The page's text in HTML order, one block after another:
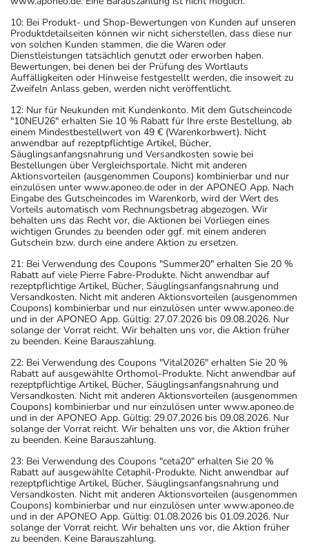
10: Bei Produkt- und Shop-Bewertungen von Kunden auf unseren
Produktdetailseiten können wir nicht sicherstellen, dass diese nur
von solchen Kunden stammen, die die Waren oder
Dienstleistungen tatsächlich genutzt oder erworben haben.
Bewertungen, bei denen bei der Prüfung des Wortlauts
Auffälligkeiten oder Hinweise festgestellt werden, die insoweit zu
Zweifeln Anlass geben, werden nicht veröffentlicht.
12: Nur für Neukunden mit Kundenkonto. Mit dem Gutscheincode
"10NEU26" erhalten Sie 10 % Rabatt für Ihre erste Bestellung, ab
einem Mindestbestellwert von 49 € (Warenkorbwert). Nicht
anwendbar auf rezeptpflichtige Artikel, Bücher,
Säuglingsanfangsnahrung und Versandkosten sowie bei
Bestellungen über Vergleichsportale. Nicht mit anderen
Aktionsvorteilen (ausgenommen Coupons) kombinierbar und nur
einzulösen unter www.aponeo.de oder in der APONEO App. Nach
Eingabe des Gutscheincodes im Warenkorb, wird der Wert des
Vorteils automatisch vom Rechnungsbetrag abgezogen. Wir
behalten uns das Recht vor, die Aktionen bei Vorliegen eines
wichtigen Grundes zu beenden oder ggf. mit einem anderen
Gutschein bzw. durch eine andere Aktion zu ersetzen.
21: Bei Verwendung des Coupons "Summer20" erhalten Sie 20 %
Rabatt auf viele Pierre Fabre-Produkte. Nicht anwendbar auf
rezeptpflichtige Artikel, Bücher, Säuglingsanfangsnahrung und
Versandkosten. Nicht mit anderen Aktionsvorteilen (ausgenommen
Coupons) kombinierbar und nur einzulösen unter www.aponeo.de
und in der APONEO App. Gültig: 27.07.2026 bis 09.08.2026. Nur
solange der Vorrat reicht. Wir behalten uns vor, die Aktion früher
zu beenden. Keine Barauszahlung.
22: Bei Verwendung des Coupons "Vital2026" erhalten Sie 20 %
Rabatt auf ausgewählte Orthomol-Produkte. Nicht anwendbar auf
rezeptpflichtige Artikel, Bücher, Säuglingsanfangsnahrung und
Versandkosten. Nicht mit anderen Aktionsvorteilen (ausgenommen
Coupons) kombinierbar und nur einzulösen unter www.aponeo.de
und in der APONEO App. Gültig: 29.07.2026 bis 09.08.2026. Nur
solange der Vorrat reicht. Wir behalten uns vor, die Aktion früher
zu beenden. Keine Barauszahlung.
23: Bei Verwendung des Coupons "ceta20" erhalten Sie 20 %
Rabatt auf ausgewählte Cetaphil-Produkte. Nicht anwendbar auf
rezeptpflichtige Artikel, Bücher, Säuglingsanfangsnahrung und
Versandkosten. Nicht mit anderen Aktionsvorteilen (ausgenommen
Coupons) kombinierbar und nur einzulösen unter www.aponeo.de
und in der APONEO App. Gültig: 01.08.2026 bis 01.09.2026. Nur
solange der Vorrat reicht. Wir behalten uns vor, die Aktion früher
zu beenden. Keine Barauszahlung.